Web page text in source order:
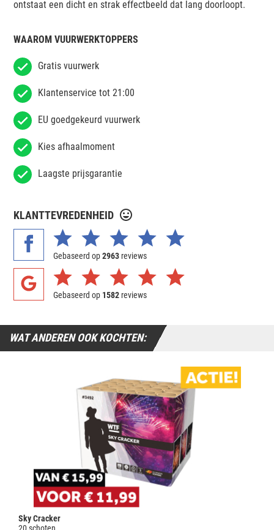
ontstaat een dicht en strak effectbeeld dat lang doorloopt.
WAAROM VUURWERKTOPPERS
Gratis vuurwerk
Klantenservice tot 21:00
EU goedgekeurd vuurwerk
Kies afhaalmoment
Laagste prijsgarantie
KLANTTEVREDENHEID
Gebaseerd op2963 reviews
Gebaseerd op 1582 reviews
WAT ANDEREN OOK KOCHTEN:
Sky Cracker
20 schoten